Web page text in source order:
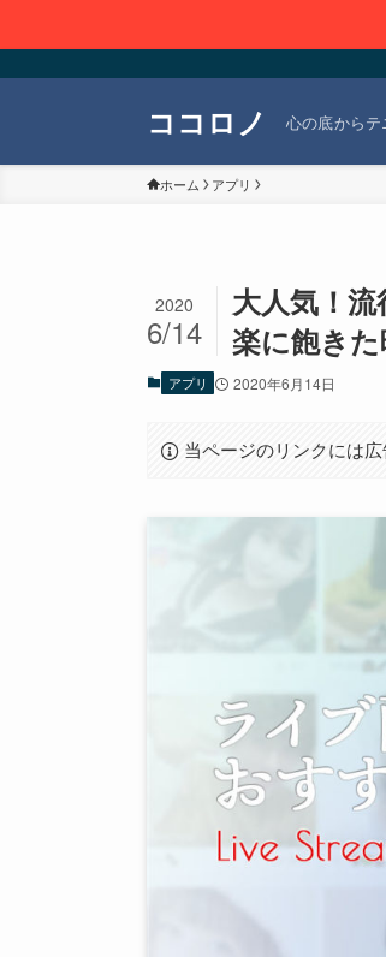
ココロノ 心の底から
ホーム アプリ
大人気！
楽に飽き
2020
6/14
アプリ 2020年6月14日
当ページのリンクには